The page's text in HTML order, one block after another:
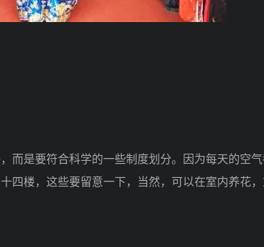
是要符合科学的一些制度划分。因为每天的空
四楼，这些要留意一下，当然，可以在室内养花